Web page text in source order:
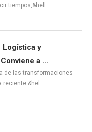
tiempos,&hell
Logística y
a ...
de las transformaciones
reciente.&hel